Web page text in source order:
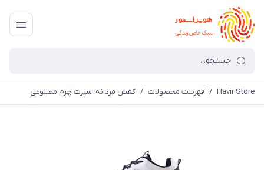
Havir Store
/ فهرست محصولات / کفش مردانه اسپرت چرم مصنوعی